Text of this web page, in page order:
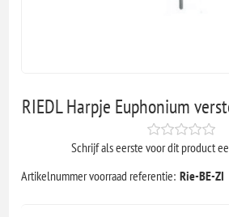
RIEDL Harpje Euphonium
Schrijf als eerste voor dit product
Artikelnummer voorraad referentie: Rie-BE-ZI